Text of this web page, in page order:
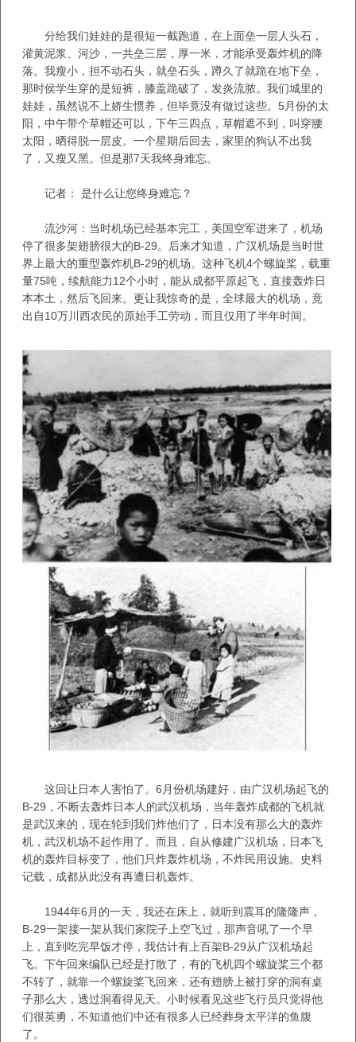
分给我们娃娃的是很短一截跑道，在上面垒一层人头石，
灌黄泥浆、河沙，一共垒三层，厚一米，才能承受轰炸机的降
落。我瘦小，担不动石头，就垒石头，蹲久了就跪在地下垒，
那时侯学生穿的是短裤，膝盖跪破了，发炎流脓。我们城里的
娃娃，虽然说不上娇生惯养，但毕竟没有做过这些。5月份的太
阳，中午带个草帽还可以，下午三四点，草帽遮不到，叫穿腰
太阳，晒得脱一层皮。一个星期后回去，家里的狗认不出我
了，又瘦又黑。但是那7天我终身难忘。
记者： 是什么让您终身难忘？
流沙河：当时机场已经基本完工，美国空军进来了，机场
停了很多架翅膀很大的B-29。后来才知道，广汉机场是当时世
界上最大的重型轰炸机B-29的机场。这种飞机4个螺旋桨，载重
量75吨，续航能力12个小时，能从成都平原起飞，直接轰炸日
本本土，然后飞回来。更让我惊奇的是，全球最大的机场，竟
出自10万川西农民的原始手工劳动，而且仅用了半年时间。
这回让日本人害怕了。6月份机场建好，由广汉机场起飞的
B-29，不断去轰炸日本人的武汉机场，当年轰炸成都的飞机就
是武汉来的，现在轮到我们炸他们了，日本没有那么大的轰炸
机，武汉机场不起作用了。而且，自从修建广汉机场，日本飞
机的轰炸目标变了，他们只炸轰炸机场，不炸民用设施。史料
记载，成都从此没有再遭日机轰炸。
1944年6月的一天，我还在床上，就听到震耳的隆隆声，
B-29一架接一架从我们家院子上空飞过，那声音吼了一个早
上，直到吃完早饭才停，我估计有上百架B-29从广汉机场起
飞。下午回来编队已经是打散了，有的飞机四个螺旋桨三个都
不转了，就靠一个螺旋桨飞回来，还有翅膀上被打穿的洞有桌
子那么大，透过洞看得见天。小时候看见这些飞行员只觉得他
们很英勇，不知道他们中还有很多人已经葬身太平洋的鱼腹
了。